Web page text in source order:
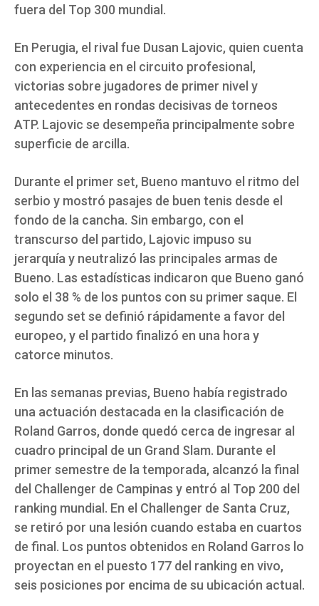
fuera del Top 300 mundial.
En Perugia, el rival fue Dusan Lajovic, quien cuenta
con experiencia en el circuito profesional,
victorias sobre jugadores de primer nivel y
antecedentes en rondas decisivas de torneos
ATP. Lajovic se desempeña principalmente sobre
superficie de arcilla.
Durante el primer set, Bueno mantuvo el ritmo del
serbio y mostró pasajes de buen tenis desde el
fondo de la cancha. Sin embargo, con el
transcurso del partido, Lajovic impuso su
jerarquía y neutralizó las principales armas de
Bueno. Las estadísticas indicaron que Bueno ganó
solo el 38 % de los puntos con su primer saque. El
segundo set se definió rápidamente a favor del
europeo, y el partido finalizó en una hora y
catorce minutos.
En las semanas previas, Bueno había registrado
una actuación destacada en la clasificación de
Roland Garros, donde quedó cerca de ingresar al
cuadro principal de un Grand Slam. Durante el
primer semestre de la temporada, alcanzó la final
del Challenger de Campinas y entró al Top 200 del
ranking mundial. En el Challenger de Santa Cruz,
se retiró por una lesión cuando estaba en cuartos
de final. Los puntos obtenidos en Roland Garros lo
proyectan en el puesto 177 del ranking en vivo,
seis posiciones por encima de su ubicación actual.